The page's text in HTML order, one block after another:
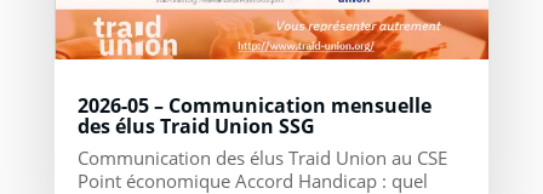
2026-05 – Communication mensuelle
des élus Traid Union SSG
Communication des élus Traid Union au CSE
Point économique Accord Handicap : quel